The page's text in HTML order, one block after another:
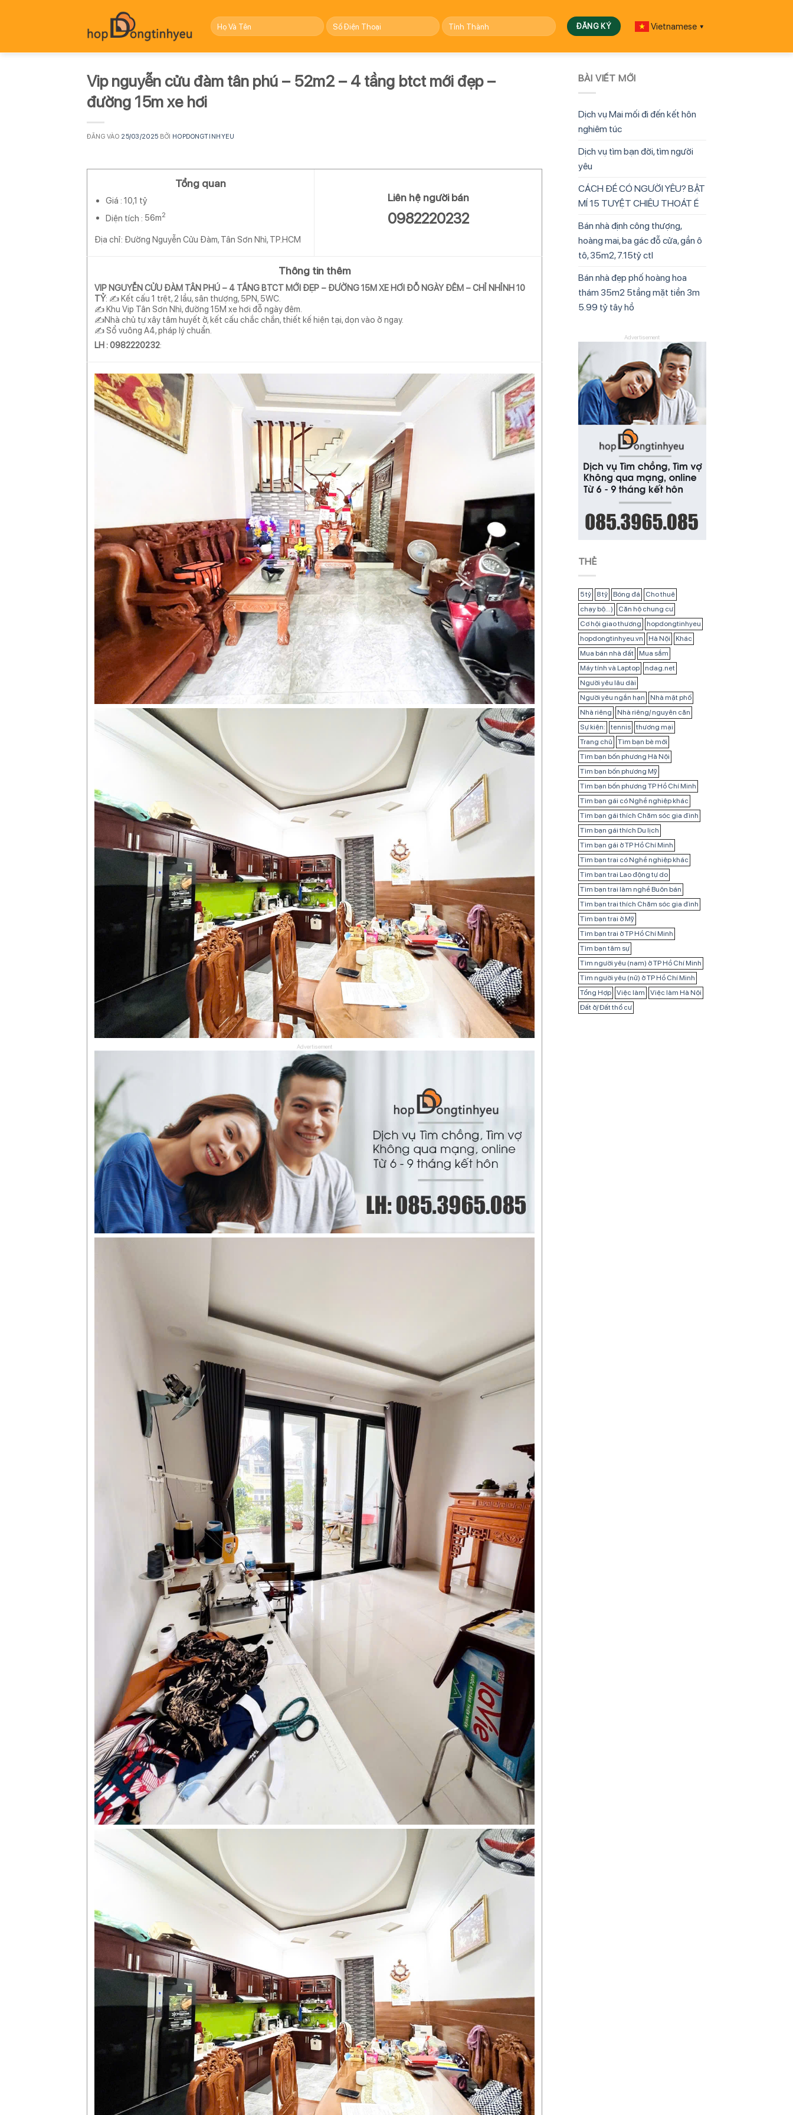
dung
Vietnamese ▼
Vip nguyễn cửu đàm tân phú – 52m2 – 4 tầng btct mới đẹp –
đường 15m xe hơi
ĐĂNG VÀO 25/03/2025 BỞI HOPDONGTINHYEU
Tổng quan
Giá : 10,1 tỷ
Diện tích : 56m2
Địa chỉ: Đường Nguyễn Cửu Đàm, Tân Sơn Nhì, TP.HCM
Liên hệ người bán
0982220232
Thông tin thêm
VIP NGUYỄN CỬU ĐÀM TÂN PHÚ – 4 TẦNG BTCT MỚI ĐẸP – ĐƯỜNG 15M XE HƠI ĐỖ NGÀY ĐÊM – CHỈ NHỈNH 10
TỶ: ✍ Kết cấu 1 trệt, 2 lầu, sân thượng, 5PN, 5WC.
✍ Khu Vip Tân Sơn Nhì, đường 15M xe hơi đỗ ngày đêm.
✍Nhà chủ tự xây tâm huyết ở, kết cấu chắc chắn, thiết kế hiện tại, dọn vào ở ngay.
✍ Sổ vuông A4, pháp lý chuẩn.
LH : 0982220232:
Advertisement
BÀI VIẾT MỚI
Dịch vụ Mai mối đi đến kết hôn
nghiêm túc
Dịch vụ tìm bạn đời, tìm người
yêu
CÁCH ĐỂ CÓ NGƯỜI YÊU? BẬT
MÍ 15 TUYỆT CHIÊU THOÁT Ế
Bán nhà định công thượng,
hoàng mai, ba gác đỗ cửa, gần ô
tô, 35m2, 7.15tỷ ctl
Bán nhà đẹp phố hoàng hoa
thám 35m2 5tầng mặt tiền 3m
5.99 tỷ tây hồ
Advertisement
THẺ
5 tỷ 8 tỷ Bóng đá
Cho thuê
chạy bộ...)
Căn hộ chung cư
Cơ hội giao thương
hopdongtinhyeu
hopdongtinhyeu.vn
Hà Nội
Khác
Mua bán nhà đất
Mua sắm
Máy tính và Laptop
ndag.net
Người yêu lâu dài
Người yêu ngắn hạn
Nhà mặt phố
Nhà riêng
Nhà riêng/ nguyên căn
Sự kiện:
tennis
thương mại
Trang chủ
Tìm bạn bè mới
Tìm bạn bốn phương Hà Nội
Tìm bạn bốn phương Mỹ
Tìm bạn bốn phương TP Hồ Chí Minh
Tìm bạn gái có Nghề nghiệp khác
Tìm bạn gái thích Chăm sóc gia đình
Tìm bạn gái thích Du lịch
Tìm bạn gái ở TP Hồ Chí Minh
Tìm bạn trai có Nghề nghiệp khác
Tìm bạn trai Lao động tự do
Tìm bạn trai làm nghề Buôn bán
Tìm bạn trai thích Chăm sóc gia đình
Tìm bạn trai ở Mỹ
Tìm bạn trai ở TP Hồ Chí Minh
Tìm bạn tâm sự
Tìm người yêu (nam) ở TP Hồ Chí Minh
Tìm người yêu (nữ) ở TP Hồ Chí Minh
Tổng Hợp
Việc làm
Việc làm Hà Nội
Đất ở/ Đất thổ cư